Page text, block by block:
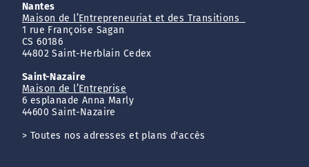
Nantes
Maison de l’Entrepreneuriat et des Transitions
1 rue Françoise Sagan
CS 60186
44802 Saint-Herblain Cedex
Saint-Nazaire
Maison de l’Entreprise
6 esplanade Anna Marly
44600 Saint-Nazaire
> Toutes nos adresses et plans d'accès